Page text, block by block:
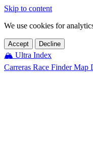
Skip to content
We use cookies for
Accept Decline
🏔️ Ultra Index
Carreras Race FinderMap